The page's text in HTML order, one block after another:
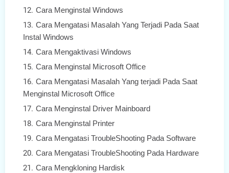
Cara Menginstal Windows
Cara Mengatasi Masalah Yang Terjadi Pada Saat
Instal Windows
Cara Mengaktivasi Windows
Cara Menginstal Microsoft Office
Cara Mengatasi Masalah Yang terjadi Pada Saat
Menginstal Microsoft Office
Cara Menginstal Driver Mainboard
Cara Menginstal Printer
Cara Mengatasi TroubleShooting Pada Software
Cara Mengatasi TroubleShooting Pada Hardware
Cara Mengkloning Hardisk